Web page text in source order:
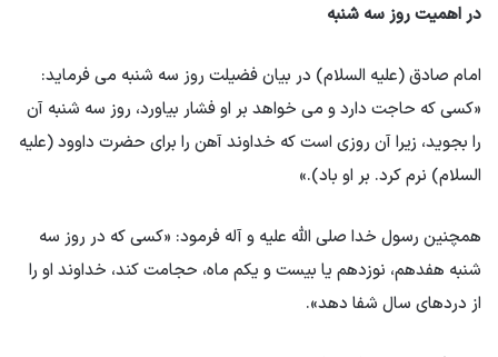
در اهمیت روز سه شنبه
امام صادق (علیه السلام) در بیان فضیلت روز سه شنبه می فرماید:
«کسی که حاجت دارد و می خواهد بر او فشار بیاورد، روز سه شنبه آن
را بجوید، زیرا آن روزی است که خداوند آهن را برای حضرت داوود (علیه
السلام) نرم کرد. بر او باد).»
همچنین رسول خدا صلی الله علیه و آله فرمود: «کسی که در روز سه
شنبه هفدهم، نوزدهم یا بیست و یکم ماه، حجامت کند، خداوند او را
از دردهای سال شفا دهد».